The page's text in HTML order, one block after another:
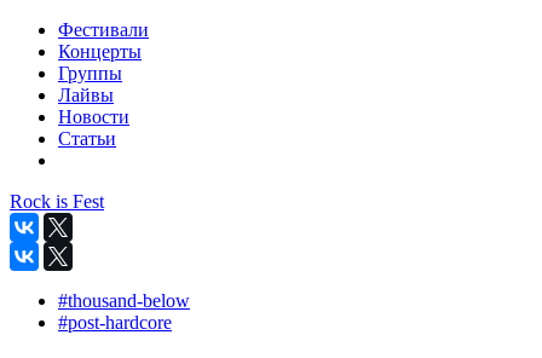
Фестивали
Концерты
Группы
Лайвы
Новости
Статьи
Rock is Fest
#thousand-below
#post-hardcore